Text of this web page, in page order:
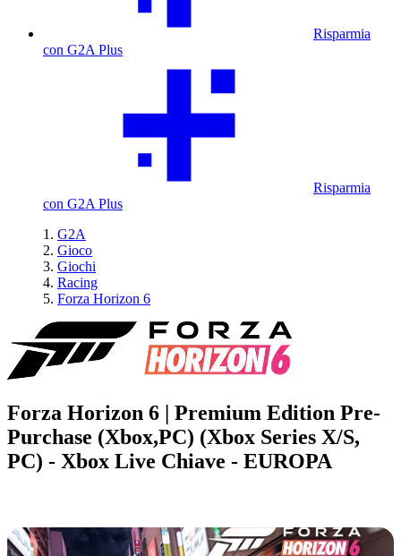
Risparmia
con G2A Plus
Risparmia
con G2A Plus
G2A
Gioco
Giochi
Racing
Forza Horizon 6
Forza Horizon 6 | Premium Edition Pre-
Purchase (Xbox,PC) (Xbox Series X/S,
PC) - Xbox Live Chiave - EUROPA